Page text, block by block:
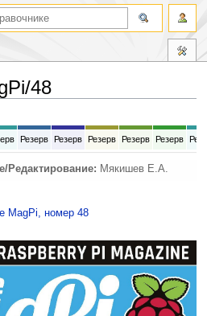
48
Резерв Резерв Резерв Резерв Резерв
Редактирование: Мякишев Е.А.
MagPi, номер 48